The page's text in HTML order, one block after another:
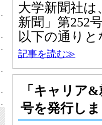
大学新聞社は
新聞」第252
以下の通り
記事を読む≫
「キャリア
号を発行し